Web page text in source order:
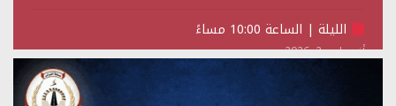
الليلة | الساعة 10:00 مساءً
أغسطس 2, 2026
تستمعون لبرنامج (حدث في مثل هذا اليوم)